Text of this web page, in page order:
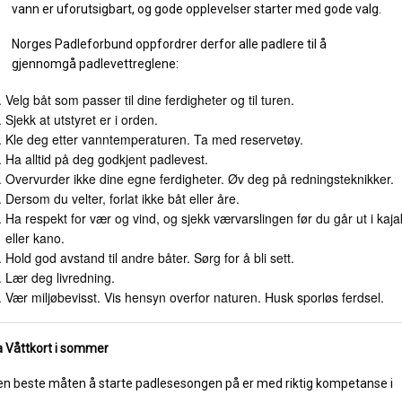
vann er uforutsigbart, og gode opplevelser starter med gode valg.
Norges Padleforbund oppfordrer derfor alle padlere til å
gjennomgå padlevettreglene:
Velg båt som passer til dine ferdigheter og til turen.
Sjekk at utstyret er i orden.
Kle deg etter vanntemperaturen. Ta med reservetøy.
Ha alltid på deg godkjent padlevest.
Overvurder ikke dine egne ferdigheter. Øv deg på redningsteknikker.
Dersom du velter, forlat ikke båt eller åre.
Ha respekt for vær og vind, og sjekk værvarslingen før du går ut i
eller kano.
Hold god avstand til andre båter. Sørg for å bli sett.
Lær deg livredning.
Vær miljøbevisst. Vis hensyn overfor naturen. Husk sporløs ferdsel.
Våttkort i sommer
beste måten å starte padlesesongen på er med riktig kompetanse i